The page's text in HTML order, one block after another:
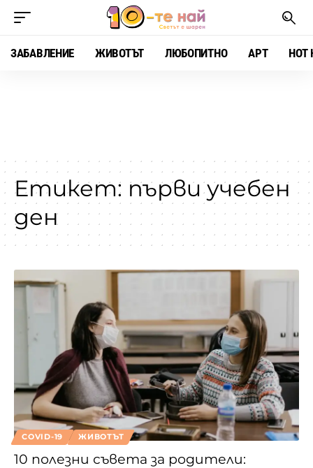
ЗАБАВЛЕНИЕ ЖИВОТЪТ ЛЮБОПИТНО АРТ HOT
Етикет: първи учебен
ден
COVID-19 ЖИВОТЪТ
10 полезни съвета за родители: